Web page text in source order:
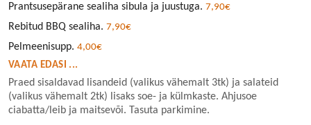
Prantsusepärane sealiha sibula ja juustuga. 7,90€
Rebitud BBQ sealiha. 7,90€
Pelmeenisupp. 4,00€
VAATA EDASI ...
Praed sisaldavad lisandeid (valikus vähemalt 3tk) ja salateid
(valikus vähemalt 2tk) lisaks soe- ja külmkaste. Ahjusoe
ciabatta/leib ja maitsevõi. Tasuta parkimine.